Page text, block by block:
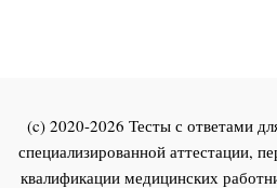
(c) 2020-2026 Тесты с ответами
специализированной аттестации,
квалификации медицинских